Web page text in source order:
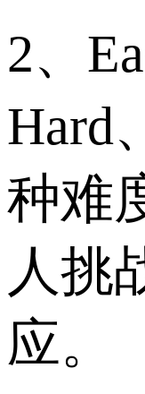
2、
Hard
种难
人挑
应。